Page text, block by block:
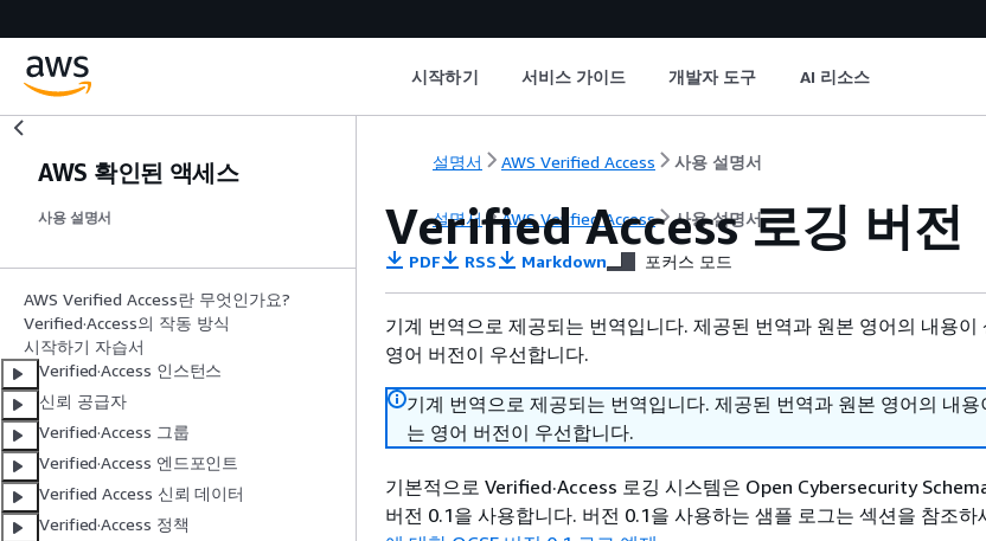
시작하기 서비스 가이드 개발자 도구 AI 리소스
AWS 확인된 액세스
사용 설명서
AWS Verified Access란 무엇인가요?
Verified·Access의 작동 방식
시작하기 자습서
Verified·Access 인스턴스
신뢰 공급자
Verified·Access 그룹
Verified·Access 엔드포인트
Verified Access 신뢰 데이터
Verified·Access 정책
설명서 AWS Verified Access 사용 설명서
설명서 AWS Verified Access 사용 설명서
Verified Access 로깅 버전
PDF RSS Markdown 포커스 모드
기계 번역으로 제공되는 번역입니다. 제공된 번역과 원본 영어의 내용이
영어 버전이 우선합니다.
기계 번역으로 제공되는 번역입니다. 제공된 번역과 원본 영어의 내
는 영어 버전이 우선합니다.
기본적으로 Verified·Access 로깅 시스템은 Open Cybersecurity
버전 0.1을 사용합니다. 버전 0.1을 사용하는 샘플 로그는 섹션을 참조하